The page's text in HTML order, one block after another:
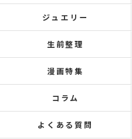
ジュエリー
生前整理
漫画特集
コラム
よくある質問